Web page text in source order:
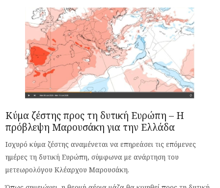
Κύμα ζέστης προς τη δυτική Ευρώπη – Η
πρόβλεψη Μαρουσάκη για την Ελλάδα
Ισχυρό κύμα ζέστης αναμένεται να επηρεάσει τις επόμενες
ημέρες τη δυτική Ευρώπη, σύμφωνα με ανάρτηση του
μετεωρολόγου Κλέαρχου Μαρουσάκη.